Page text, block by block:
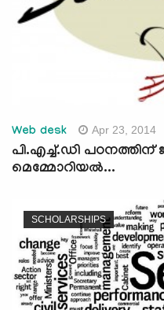
Web desk Apr 23, 2014
പി.എച്ച്.ഡി
മെമ്മോറിയല്‍...
SCHOLARSHIPS